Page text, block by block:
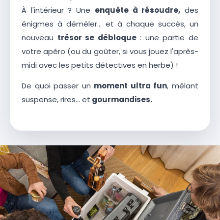
À l'intérieur ? Une enquête à résoudre, des
énigmes à démêler… et à chaque succès, un
nouveau trésor se débloque: une partie de
votre apéro (ou du goûter, si vous jouez l'après-
midi avec les petits détectives en herbe) !
De quoi passer un moment ultra fun, mêlant
suspense, rires… et gourmandises.